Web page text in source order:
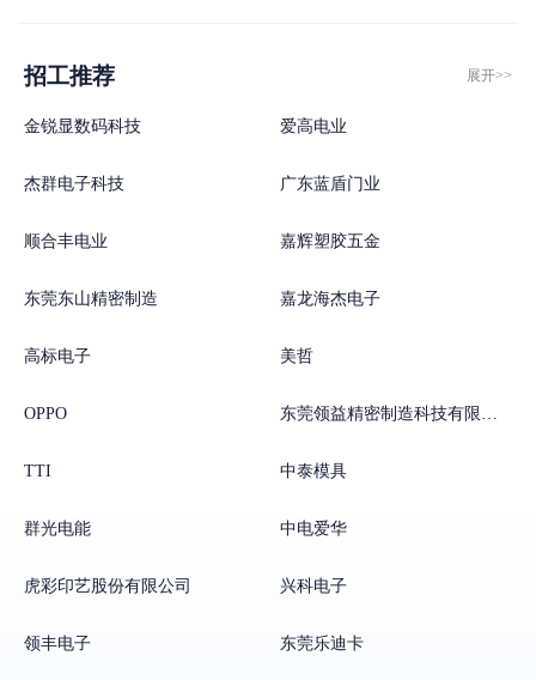
招工推荐 展开>>
金锐显数码科技 爱高电业
杰群电子科技 广东蓝盾门业
顺合丰电业 嘉辉塑胶五金
东莞东山精密制造 嘉龙海杰电子
高标电子 美哲
OPPO 东莞领益精密制造科技有限公司
TTI 中泰模具
群光电能 中电爱华
虎彩印艺股份有限公司 兴科电子
领丰电子 东莞乐迪卡